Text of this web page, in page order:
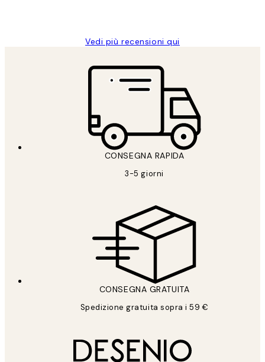
Vedi più recensioni qui
CONSEGNA RAPIDA
3-5 giorni
CONSEGNA GRATUITA
Spedizione gratuita sopra i 59 €